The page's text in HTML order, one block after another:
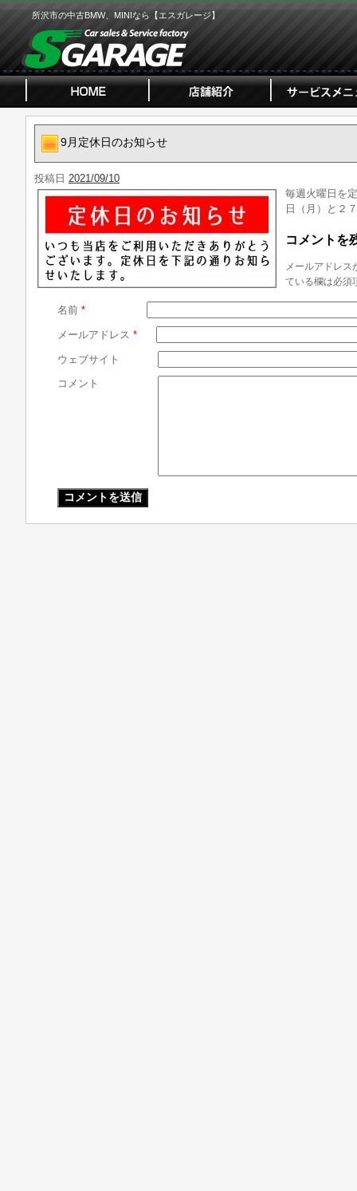
所沢市の中古BMW、MINIなら【エスガレージ】
9月定休日のお知らせ
投稿日 2021/09/10
毎週火曜日を
日（月）と２
コメントを
メールアドレス
ている欄は必須
名前 *
メールアドレス *
ウェブサイト
コメント